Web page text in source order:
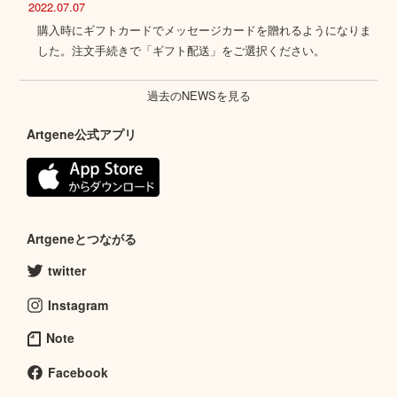
2022.07.07
購入時にギフトカードでメッセージカードを贈れるようになりま
した。注文手続きで「ギフト配送」をご選択ください。
過去のNEWSを見る
Artgene公式アプリ
Artgeneとつながる
twitter
Instagram
Note
Facebook